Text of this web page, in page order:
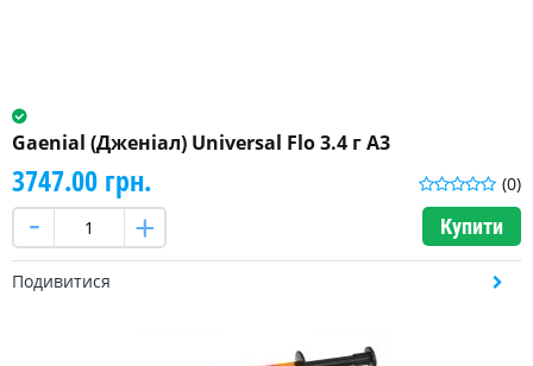
Рідкотекучий
(Flow)
(14)
Gaenial (Дженіал) Universal Flo 3.4 г A3
(0)
3747.00 грн.
Купити
Подивитися